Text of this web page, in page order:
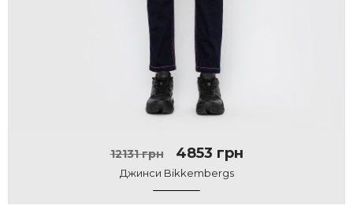
12131 грн 4853 грн
Джинси Bikkembergs